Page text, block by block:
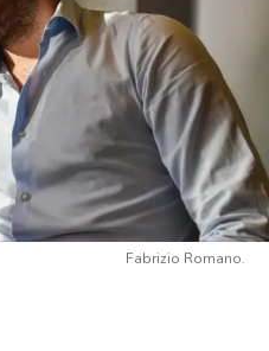
Fabrizio Romano.